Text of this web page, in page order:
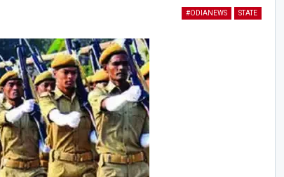
#ODIANEWS STATE